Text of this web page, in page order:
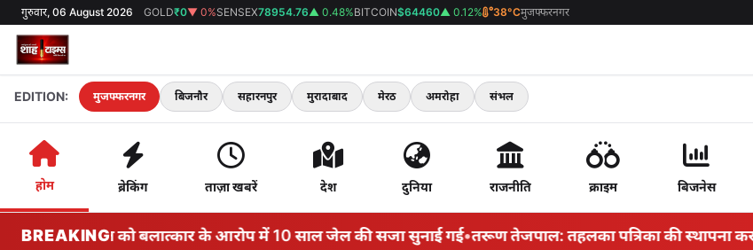
गुरुवार, 06 August 2026 GOLD₹0▼ 0%SENSEX78954.76▲ 0.48%BITCOIN$64460▲ 0.12% 38°Cमुजफ्फरनगर
EDITION: मुजफ्फरनगर बिजनौर सहारनपुर मुरादाबाद मेरठ अमरोहा संभल
होम ब्रेकिंग ताज़ा खबरें देश दुनिया राजनीति क्राइम बिजनेस
BREAKING
तरूण तेजपाल को बलात्कार के आरोप में 10 साल जेल की सजा सुनाई गई•तरूण तेजपाल: तहलका पत्रिका की स्थापना करने